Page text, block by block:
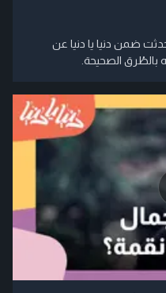
ضمن دنيا يا دنيا عن
بالطُرق الصحيحة.